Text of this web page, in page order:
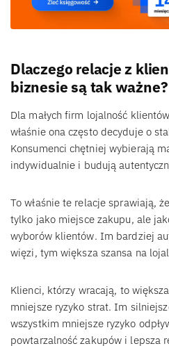
Dlaczego relacje z
biznesie są tak ważne?
Dla małych firm lojalność
właśnie ona często decyduje o
Konsumenci chętniej wybierają
indywidualnie i budują
To właśnie te relacje sprawiają,
tylko jako miejsce zakupu, ale
wyborów klientów. Im bardziej
więzi, tym większa szansa na
Klienci, którzy wracają, to
mniejsze ryzyko strat. Im
wszystkim mniejsze ryzyko
powtarzalność zakupów i lepsza